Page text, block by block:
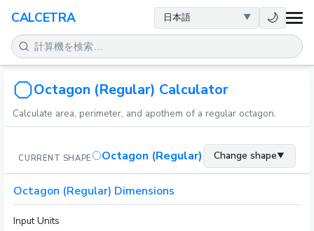
CALCETRA 🌙
数学
変換
科学
日常
その他のツール
Octagon (Regular) Calculator
Calculate area, perimeter, and apothem of a regular octagon.
CURRENT SHAPE Octagon (Regular) Change shape▼
Octagon (Regular) Dimensions
Input Units